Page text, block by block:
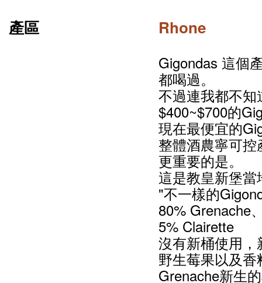
產區
Rhone
Gigondas 這個
都喝過。
不過連我都不
$400~$700的
現在最便宜的
整體酒農寧可
更重要的是。
這是教皇新堡
"不一樣的
80% Grenache
5% Clairette
沒有新桶使用
野生莓果以及
Grenache新生